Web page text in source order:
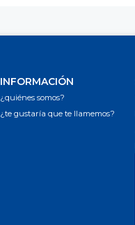
INFORMACIÓN
¿quiénes somos?
¿te gustaría que te llamemos?